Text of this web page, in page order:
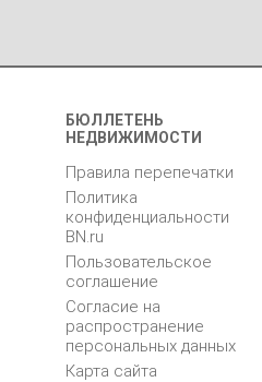
БЮЛЛЕТЕНЬ
НЕДВИЖИМОСТИ
Правила перепечатки
Политика
конфиденциальности
BN.ru
Пользовательское
соглашение
Согласие на
распространение
персональных данных
Карта сайта